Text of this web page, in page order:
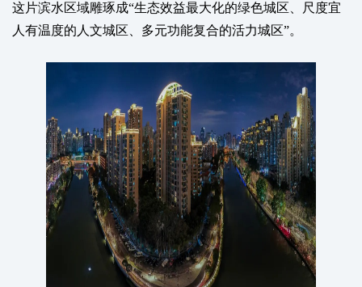
这片滨水区域雕琢成“生态效益最大化的绿色城区、尺度宜
人有温度的人文城区、多元功能复合的活力城区”。